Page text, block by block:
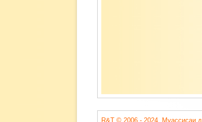
R&T © 2006 - 2024. Муассисаи